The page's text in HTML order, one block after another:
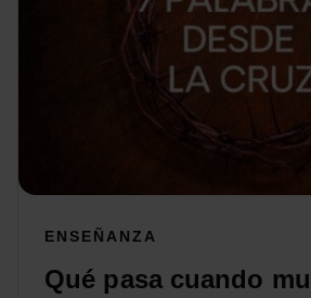
ENSEÑANZA
Qué pasa cuando